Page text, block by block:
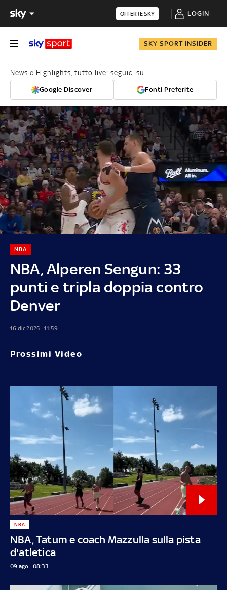
OFFERTE SKY LOGIN
SKY SPORT INSIDER
News e Highlights, tutto live: seguici su
Google Discover Fonti Preferite
NBA, Alperen Sengun: 33
punti e tripla doppia contro
Denver
NBA
16 dic 2025 - 11:59
Prossimi Video
NBA, Tatum e coach Mazzulla sulla pista
d'atletica
NBA
09 ago - 08:33